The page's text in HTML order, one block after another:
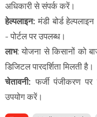
अधिकारी से संपर्क करें।
हेल्पलाइन:मंडी बोर्ड
- पोर्टल पर उपलब्ध।
लाभ: योजना से किसानों को
डिजिटल पारदर्शिता मिलती है।
चेतावनी:फर्जी पंजीकरण
उपयोग करें।